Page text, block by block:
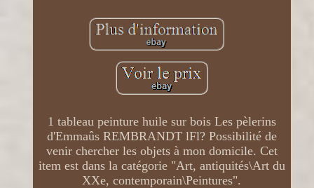
1 tableau peinture huile sur bois Les pèlerins
d'Emmaûs REMBRANDT lFl? Possibilité de
venir chercher les objets à mon domicile. Cet
item est dans la catégorie "Art, antiquités\Art du
XXe, contemporain\Peintures".